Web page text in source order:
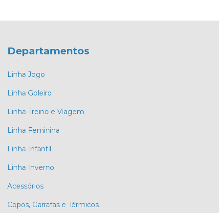
Departamentos
Linha Jogo
Linha Goleiro
Linha Treino e Viagem
Linha Feminina
Linha Infantil
Linha Inverno
Acessórios
Copos, Garrafas e Térmicos